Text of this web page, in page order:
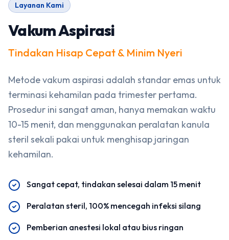
Layanan Kami
Vakum Aspirasi
Tindakan Hisap Cepat & Minim Nyeri
Metode vakum aspirasi adalah standar emas untuk
terminasi kehamilan pada trimester pertama.
Prosedur ini sangat aman, hanya memakan waktu
10-15 menit, dan menggunakan peralatan kanula
steril sekali pakai untuk menghisap jaringan
kehamilan.
Sangat cepat, tindakan selesai dalam 15 menit
Peralatan steril, 100% mencegah infeksi silang
Pemberian anestesi lokal atau bius ringan